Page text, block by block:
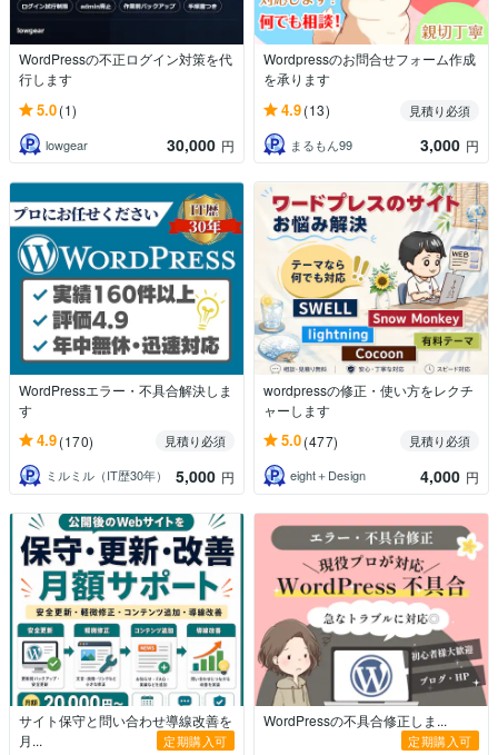
WordPressの不正ログイン対策を代
行します
5.0(1)
lowgear 30,000 円
Wordpressのお問合せフォーム作成
を承ります
4.9(13)
見積り必須
まるもん99
3,000 円
WordPressエラー・不具合解決しま
す
4.9(170)
見積り必須
ミルミル（IT歴30年）
5,000 円
wordpressの修正・使い方をレクチ
ャーします
5.0(477)
見積り必須
eight＋Design
4,000 円
サイト保守と問い合わせ導線改善を
月...
定期購入可
WordPressの不具合修正しま...
定期購入可